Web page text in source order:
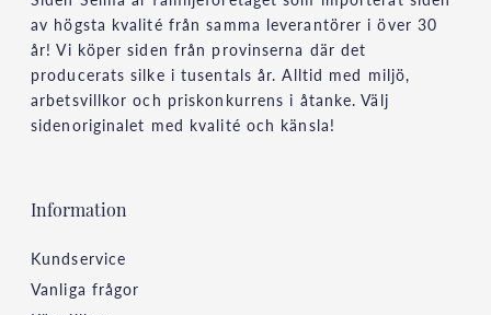
av högsta kvalité från samma leverantörer i över 30
år! Vi köper siden från provinserna där det
producerats silke i tusentals år. Alltid med miljö,
arbetsvillkor och priskonkurrens i åtanke. Välj
sidenoriginalet med kvalité och känsla!
Information
Kundservice
Vanliga frågor